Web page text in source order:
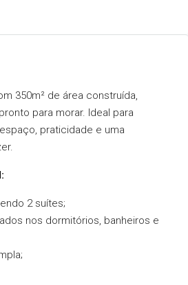
350m² de área construída,
para morar. Ideal para
praticidade e uma
2 suítes;
nos dormitórios, banheiros e